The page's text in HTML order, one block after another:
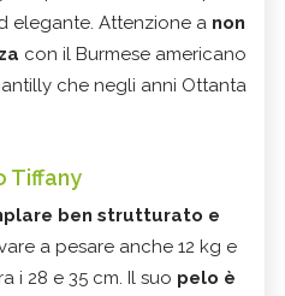
elegante. Attenzione a non
con il Burmese americano
che negli anni Ottanta
Tiffany
ben strutturato e
a pesare anche 12 kg e
i 28 e 35 cm. Il suo pelo è